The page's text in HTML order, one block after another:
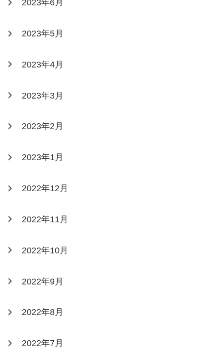
2023年6月
2023年5月
2023年4月
2023年3月
2023年2月
2023年1月
2022年12月
2022年11月
2022年10月
2022年9月
2022年8月
2022年7月